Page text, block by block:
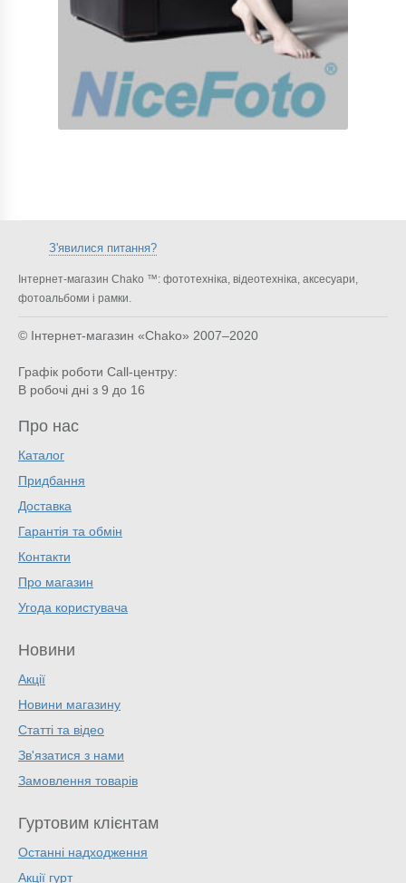
З'явилися питання?
Інтернет-магазин Chako ™: фототехніка, відеотехніка, аксесуари,
фотоальбоми і рамки.
© Інтернет-магазин «Chako» 2007–2020
Графік роботи Call-центру:
В робочі дні з 9 до 16
Про нас
Каталог
Придбання
Доставка
Гарантія та обмін
Контакти
Про магазин
Угода користувача
Новини
Акції
Новини магазину
Статті та відео
Зв'язатися з нами
Замовлення товарів
Гуртовим клієнтам
Останні надходження
Акції гурт